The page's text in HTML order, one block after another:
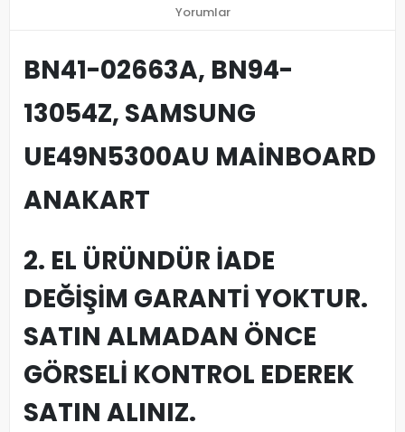
Yorumlar
BN41-02663A, BN94-
13054Z, SAMSUNG
UE49N5300AU MAİNBOARD
ANAKART
2. EL ÜRÜNDÜR İADE
DEĞİŞİM GARANTİ YOKTUR.
SATIN ALMADAN ÖNCE
GÖRSELİ KONTROL EDEREK
SATIN ALINIZ.